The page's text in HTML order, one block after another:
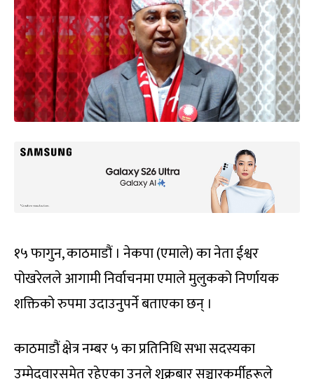
१५ फागुन, काठमाडौं । नेकपा (एमाले) का नेता ईश्वर
पोखरेलले आगामी निर्वाचनमा एमाले मुलुकको निर्णायक
शक्तिको रुपमा उदाउनुपर्ने बताएका छन् ।
काठमाडौं क्षेत्र नम्बर ५ का प्रतिनिधि सभा सदस्यका
उम्मेदवारसमेत रहेएका उनले शुक्रबार सञ्चारकर्मीहरूले